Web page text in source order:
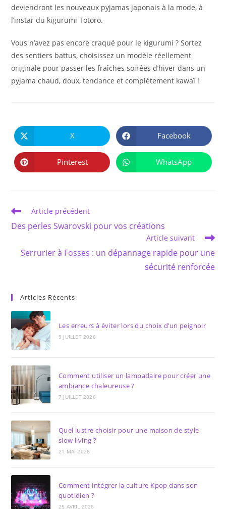
deviendront les nouveaux pyjamas japonais à la mode, à
l’instar du kigurumi Totoro.
Vous n’avez pas encore craqué pour le kigurumi ? Sortez
des sentiers battus, choisissez un modèle réellement
originale pour passer les fraîches soirées d’hiver dans un
pyjama chaud, doux, tendance et complètement kawaï !
CE
CONTENU
Ouvrir
dans
une
autre
fenêtre
X Ouvrir
dans
une
autre
fenêtre
Facebook
Ouvrir
dans
Pinterest Ouvrir
dans
WhatsApp
Read
articles
Article précédent
Des perles Swarovski pour vos créations
Article suivant
Serrurier à Fosses : un dépannage rapide pour une
sécurité renforcée
Articles Récents
Les erreurs à éviter lors du choix d’un peignoir
9 JUILLET 2026
Comment utiliser un lampadaire pour créer une
ambiance chaleureuse ?
7 JUILLET 2026
Quel lustre choisir pour une maison de style
slow living ?
21 MAI 2026
Comment intégrer la culture Kpop dans son
quotidien ?
25 AVRIL 2026